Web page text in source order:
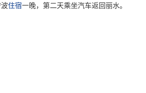
住宿一晚，第二天乘坐汽车返回丽水。